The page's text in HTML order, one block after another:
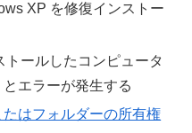
XP を修復インストー
ールしたコンピュータ
エラーが発生する
はフォルダーの所有権